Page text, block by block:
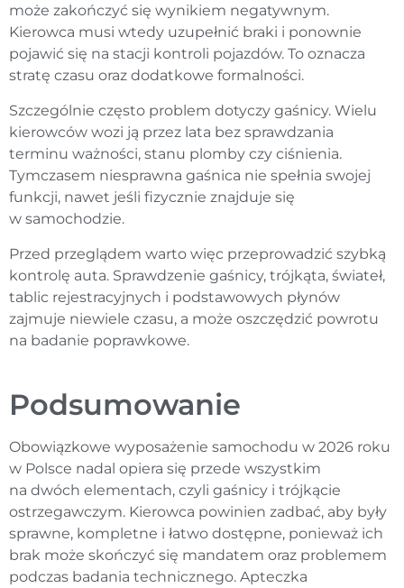
może zakończyć się wynikiem negatywnym.
Kierowca musi wtedy uzupełnić braki i ponownie
pojawić się na stacji kontroli pojazdów. To oznacza
stratę czasu oraz dodatkowe formalności.
Szczególnie często problem dotyczy gaśnicy. Wielu
kierowców wozi ją przez lata bez sprawdzania
terminu ważności, stanu plomby czy ciśnienia.
Tymczasem niesprawna gaśnica nie spełnia swojej
funkcji, nawet jeśli fizycznie znajduje się
w samochodzie.
Przed przeglądem warto więc przeprowadzić szybką
kontrolę auta. Sprawdzenie gaśnicy, trójkąta, świateł,
tablic rejestracyjnych i podstawowych płynów
zajmuje niewiele czasu, a może oszczędzić powrotu
na badanie poprawkowe.
Podsumowanie
Obowiązkowe wyposażenie samochodu w 2026 roku
w Polsce nadal opiera się przede wszystkim
na dwóch elementach, czyli gaśnicy i trójkącie
ostrzegawczym. Kierowca powinien zadbać, aby były
sprawne, kompletne i łatwo dostępne, ponieważ ich
brak może skończyć się mandatem oraz problemem
podczas badania technicznego. Apteczka